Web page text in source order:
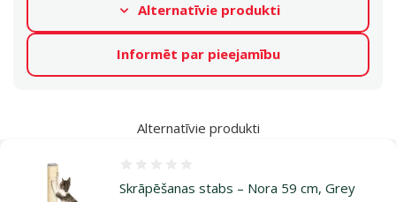
Alternatīvie produkti
Informēt par pieejamību
Alternatīvie produkti
Skrāpēšanas stabs – Nora 59 cm, Grey